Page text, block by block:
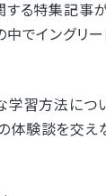
る特集記事
でイングリ
習方法につ
体験談を交え